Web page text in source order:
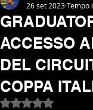
ACCESSO
DEL
COPPA
26 set 2023Tempo
Valutazione NaN